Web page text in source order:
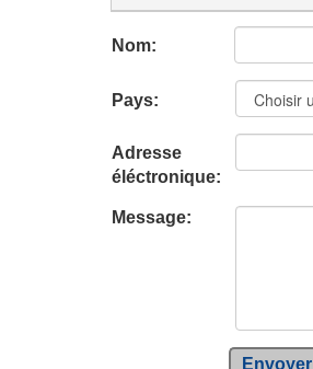
Nom:
Pays:
Adresse
éléctronique:
Message:
Envoyer